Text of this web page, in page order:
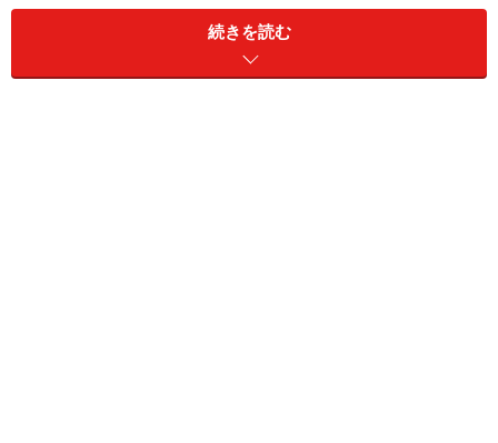
現在、附属池田小学校に関して、さまざまなうわさ等が
流れているので、保護者の方々に情報公開をすることに
続きを読む